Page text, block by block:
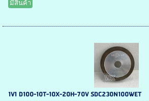
มีสินค้า
1V1 D100-10T-10X-20H-70V SDC230N100WET